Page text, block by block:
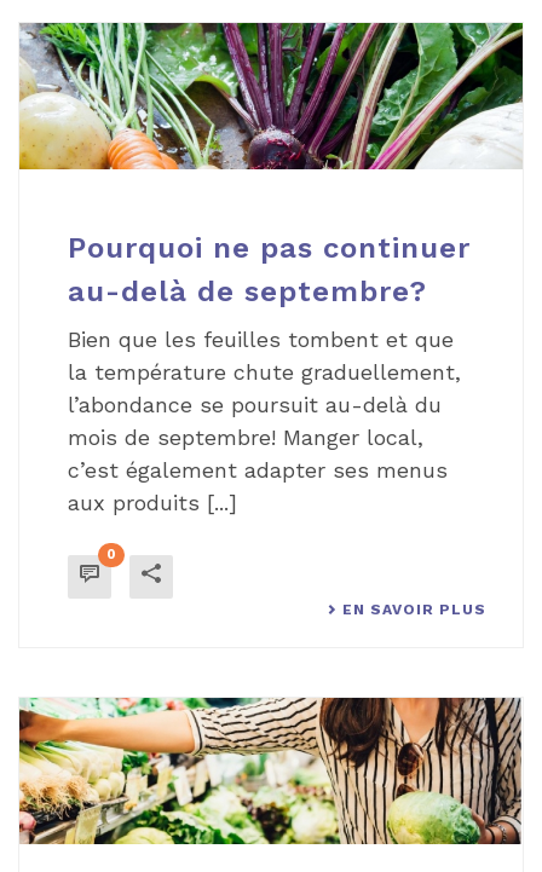
Pourquoi ne pas continuer
au-delà de septembre?
Bien que les feuilles tombent et que
la température chute graduellement,
l’abondance se poursuit au-delà du
mois de septembre! Manger local,
c’est également adapter ses menus
aux produits [...]
0
EN SAVOIR PLUS